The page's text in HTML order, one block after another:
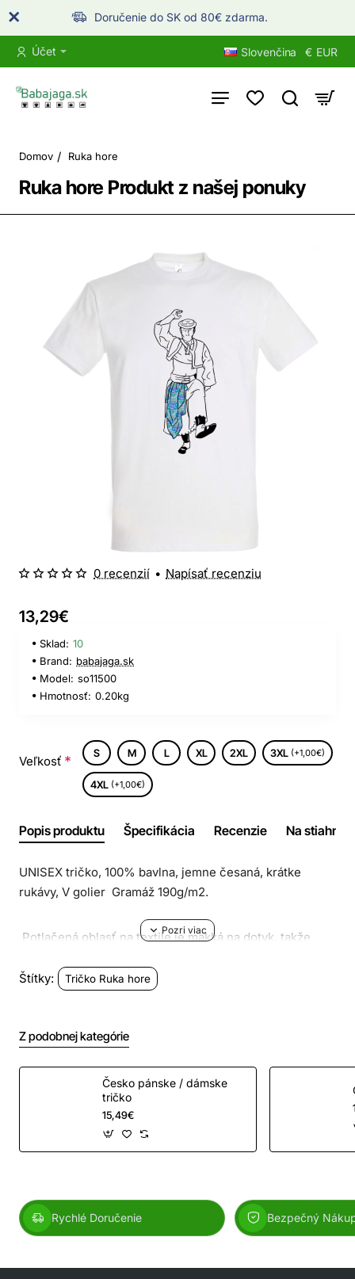
Doručenie do SK od 80€ zdarma.
Účet Slovenčina € EUR
Ruka hore Produkt z našej ponuky
Domov homeRuka hore
0 recenzií • Napísať recenziu
13,29€
Sklad: 10
Brand: babajaga.sk
Model: so11500
Hmotnosť: 0.20kg
Veľkosť
S M L XL 2XL 3XL (+1,00€)
4XL (+1,00€)
Popis produktu Špecifikácia Recenzie Na
UNISEX tričko, 100% bavlna, jemne česaná, krátke
rukávy, V golier Gramáž 190g/m2.
Potlačená oblasť na textile je mäkká na dotyk, takže
Štítky: Tričko Ruka hore
Z podobnej kategórie
Česko pánske / dámske
tričko
15,49€
Rychlé Doručenie Bezpečný